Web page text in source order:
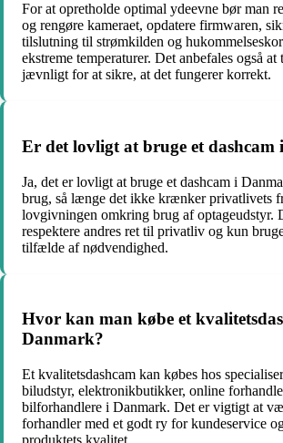
For at opretholde optimal ydeevne bør man
og rengøre kameraet, opdatere firmwaren,
tilslutning til strømkilden og
ekstreme temperaturer. Det anbefales også at
jævnligt for at sikre, at det fungerer korrekt.
Er det lovligt at bruge et dashcam
Ja, det er lovligt at bruge et dashcam i
brug, så længe det ikke krænker privatlivets
lovgivningen omkring brug af optageudstyr.
respektere andres ret til privatliv og kun
tilfælde af nødvendighed.
Hvor kan man købe et
Danmark?
Et kvalitetsdashcam kan købes hos
biludstyr, elektronikbutikker, online
bilforhandlere i Danmark. Det er vigtigt at
forhandler med et godt ry for kundeservice
produktets kvalitet.